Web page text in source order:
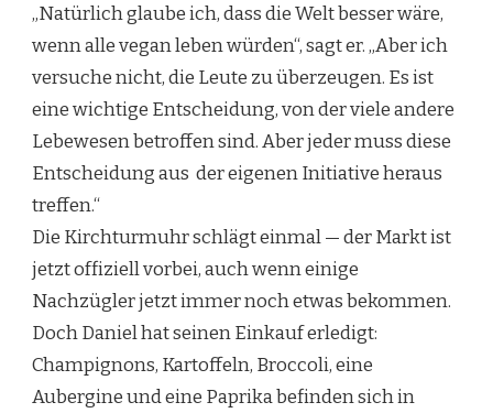
„Natürlich glaube ich, dass die Welt besser wäre,
wenn alle vegan leben würden“, sagt er. „Aber ich
versuche nicht, die Leute zu überzeugen. Es ist
eine wichtige Entscheidung, von der viele andere
Lebewesen betroffen sind. Aber jeder muss diese
Entscheidung aus der eigenen Initiative heraus
treffen.“
Die Kirchturmuhr schlägt einmal — der Markt ist
jetzt offiziell vorbei, auch wenn einige
Nachzügler jetzt immer noch etwas bekommen.
Doch Daniel hat seinen Einkauf erledigt:
Champignons, Kartoffeln, Broccoli, eine
Aubergine und eine Paprika befinden sich in